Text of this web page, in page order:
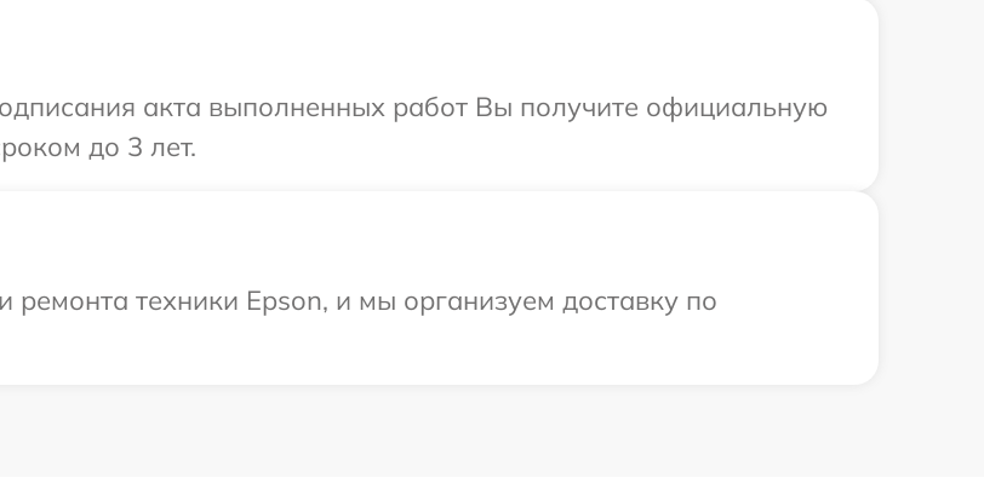
акта выполненных работ Вы получите официальную
до 3 лет.
техники Epson, и мы организуем доставку по